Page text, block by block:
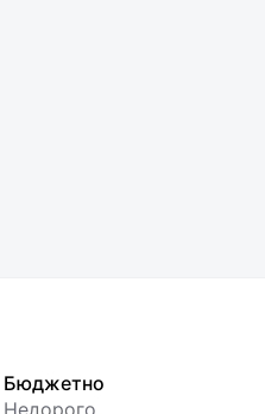
Бюджетно
Недорого